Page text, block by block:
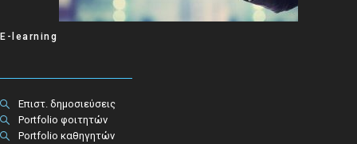
E-learning
Επιστ. δημοσιεύσεις
Portfolio φοιτητών
Portfolio καθηγητών